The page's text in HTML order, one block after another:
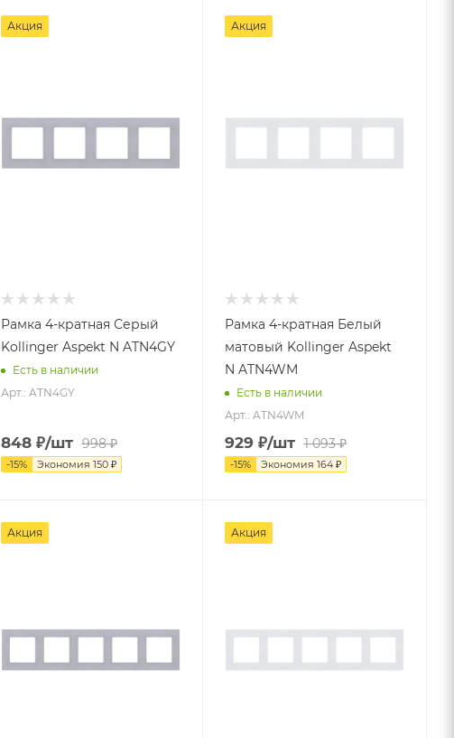
Акция
Рамка 4-кратная Серый
Kollinger Aspekt N ATN4GY
Есть в наличии
Арт.: ATN4GY
848₽/шт 998₽
-15% Экономия 150₽
Акция
Рамка 4-кратная Белый
матовый Kollinger Aspekt
N ATN4WM
Есть в наличии
Арт.: ATN4WM
929 ₽/шт 1 093₽
-15% Экономия 164₽
Акция Акция